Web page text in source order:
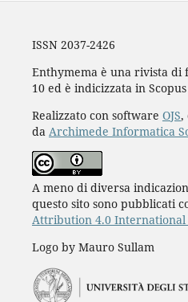
ISSN 2037-2426
Enthymema è una rivista di
10 ed è indicizzata in
Realizzato con software OJS,
da Archimede Informatica
A meno di diversa
questo sito sono pubblicati
Attribution 4.0 International
Logo by Mauro Sullam